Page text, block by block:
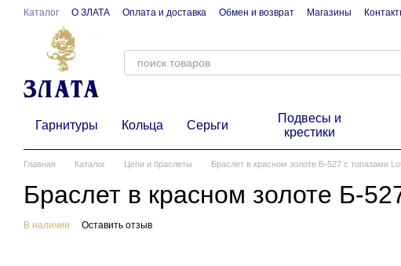
Перейти к основному контенту
Каталог О ЗЛАТА Оплата и доставка Обмен и возврат Магазины
Гарнитуры Кольца Серьги
Подвесы и
крестики
Главная Каталог Цепи и браслеты Браслет в красном золоте Б-527 с топазами
Браслет в красном золоте Б-
В наличии Оставить отзыв